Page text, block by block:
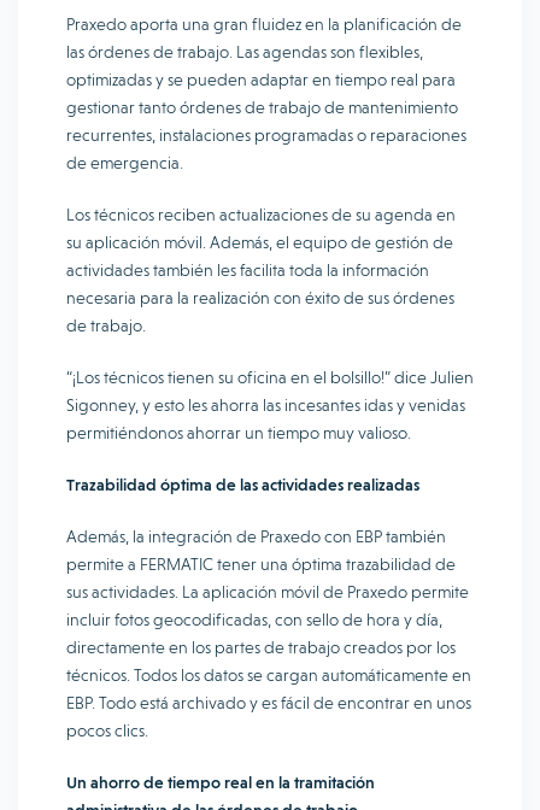
Praxedo aporta una gran fluidez en la planificación de
las órdenes de trabajo. Las agendas son flexibles,
optimizadas y se pueden adaptar en tiempo real para
gestionar tanto órdenes de trabajo de mantenimiento
recurrentes, instalaciones programadas o reparaciones
de emergencia.
Los técnicos reciben actualizaciones de su agenda en
su aplicación móvil. Además, el equipo de gestión de
actividades también les facilita toda la información
necesaria para la realización con éxito de sus órdenes
de trabajo.
“¡Los técnicos tienen su oficina en el bolsillo!” dice Julien
Sigonney, y esto les ahorra las incesantes idas y venidas
permitiéndonos ahorrar un tiempo muy valioso.
Trazabilidad óptima de las actividades realizadas
Además, la integración de Praxedo con EBP también
permite a FERMATIC tener una óptima trazabilidad de
sus actividades. La aplicación móvil de Praxedo permite
incluir fotos geocodificadas, con sello de hora y día,
directamente en los partes de trabajo creados por los
técnicos. Todos los datos se cargan automáticamente en
EBP. Todo está archivado y es fácil de encontrar en unos
pocos clics.
Un ahorro de tiempo real en la tramitación